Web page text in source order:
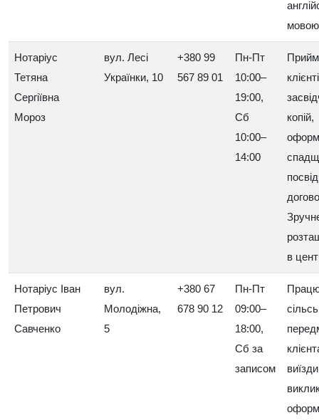
Нотаріус
Тетяна
Сергіївна
Мороз
вул. Лесі
Українки, 10
+380 99
567 89 01
Пн-Пт
10:00–
19:00,
Сб
10:00–
14:00
копій,
в
Нотаріус Іван
Петрович
Савченко
вул.
Молодіжна,
5
+380 67
678 90 12
Пн-Пт
09:00–
18:00,
Сб за
записом